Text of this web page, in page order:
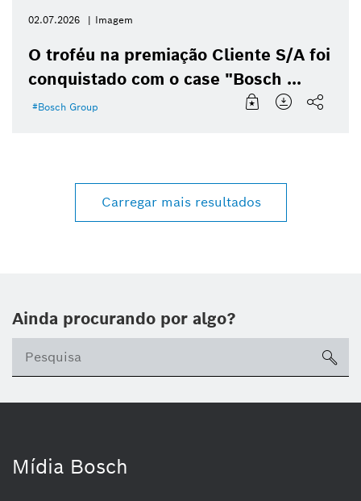
02.07.2026 Imagem
O troféu na premiação Cliente S/A foi
conquistado com o case "Bosch ...
Bosch Group
Carregar mais resultados
Ainda procurando por algo?
Mídia Bosch